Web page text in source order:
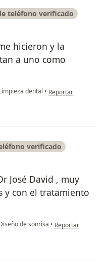
teléfono verificado
hicieron y la
a uno como
dental • en opinión del
Reportar
verificado
José David , muy
y con el tratamiento
de sonrisa • en opinión del
Reportar